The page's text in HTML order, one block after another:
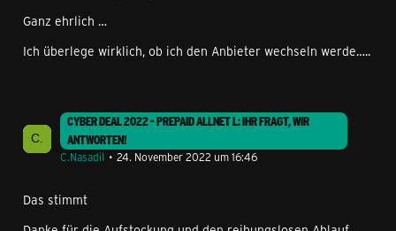
Ganz ehrlich …
Ich überlege wirklich, ob ich den Anbieter wechseln werde…..
CYBER DEAL 2022 - PREPAID ALLNET L: IHR FRAGT, WIR
ANTWORTEN!
C.Nasadil
24. November 2022 um 16:46
Das stimmt